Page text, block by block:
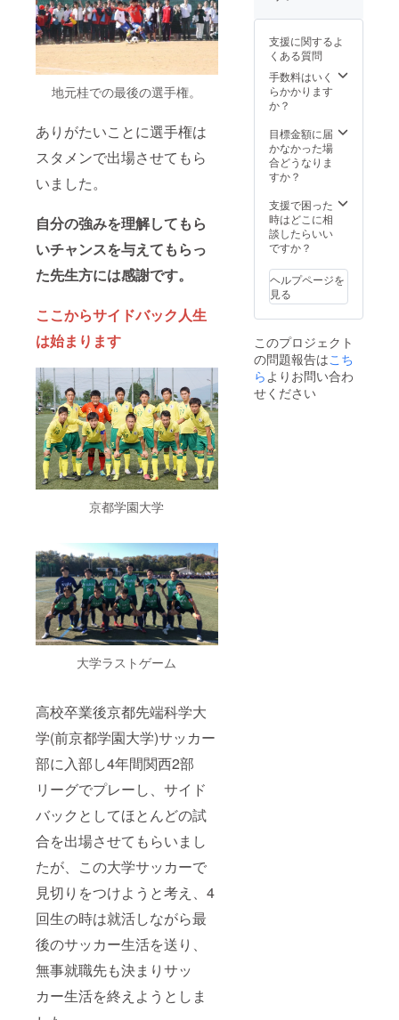
地元桂での最後の選手権。
ありがたいことに選手権は
スタメンで出場させてもら
いました。
自分の強みを理解してもら
いチャンスを与えてもらっ
た先生方には感謝です。
ここからサイドバック人生
は始まります
京都学園大学
大学ラストゲーム
高校卒業後京都先端科学大
学(前京都学園大学)サッカー
部に入部し4年間関西2部
リーグでプレーし、サイド
バックとしてほとんどの試
合を出場させてもらいまし
たが、この大学サッカーで
見切りをつけようと考え、4
回生の時は就活しながら最
後のサッカー生活を送り、
無事就職先も決まりサッ
カー生活を終えようとしま
時まで
投稿、
動画投
稿時に
スポン
サーと
シュタ
グやタ
グ付き
て頂き
ます。
宣伝な
どもさ
きま
す。
Instagr
am フォ
1790人
X（Twit
ter）
750人
TikTok
支援に関するよ
くある質問
手数料はいく
らかかります
か？
目標金額に届
かなかった場
合どうなりま
すか？
支援で困った
時はどこに相
談したらいい
ですか？
ヘルプページを
見る
このプロジェクト
の問題報告はこち
ら よりお問い合わ
せください